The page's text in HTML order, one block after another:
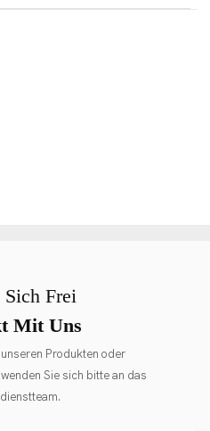
Frei
Mit Uns
Produkten oder
Sie sich bitte an das